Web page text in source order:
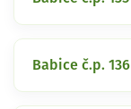
Babice č.p. 136